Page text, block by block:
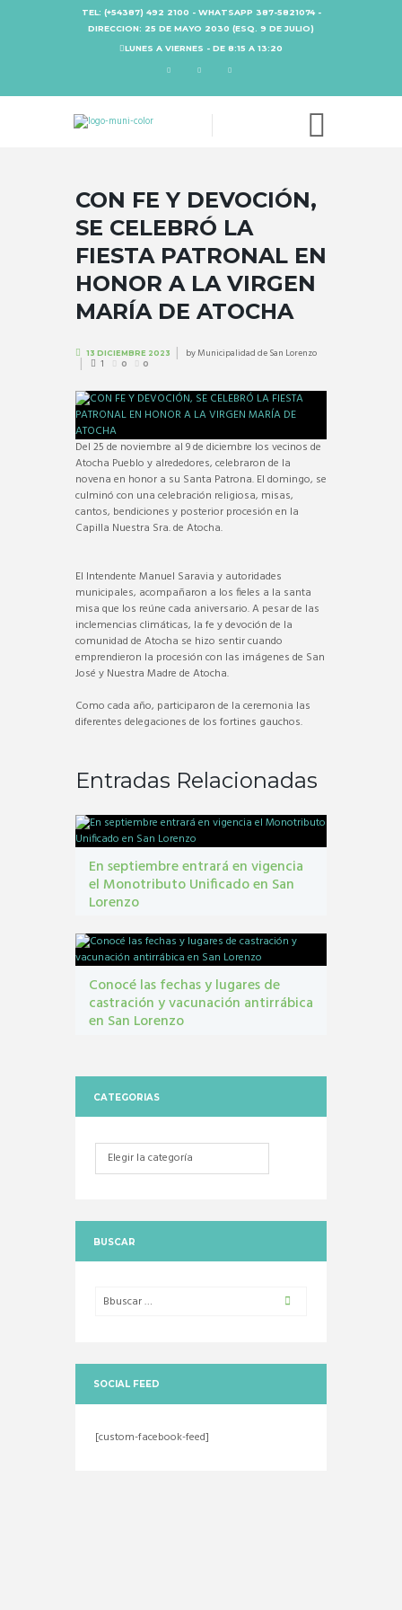
TEL: (+54387) 492 2100 - WHATSAPP 387-5821074 -
DIRECCION: 25 DE MAYO 2030 (ESQ. 9 DE JULIO)
LUNES A VIERNES - DE 8:15 A 13:20
CON FE Y DEVOCIÓN,
SE CELEBRÓ LA
FIESTA PATRONAL EN
HONOR A LA VIRGEN
MARÍA DE ATOCHA
13 DICIEMBRE 2023 byMunicipalidad de San Lorenzo
1 0 0
Del 25 de noviembre al 9 de diciembre los vecinos de
Atocha Pueblo y alrededores, celebraron de la
novena en honor a su Santa Patrona. El domingo, se
culminó con una celebración religiosa, misas,
cantos, bendiciones y posterior procesión en la
Capilla Nuestra Sra. de Atocha.
El Intendente Manuel Saravia y autoridades
municipales, acompañaron a los fieles a la santa
misa que los reúne cada aniversario. A pesar de las
inclemencias climáticas, la fe y devoción de la
comunidad de Atocha se hizo sentir cuando
emprendieron la procesión con las imágenes de San
José y Nuestra Madre de Atocha.
Como cada año, participaron de la ceremonia las
diferentes delegaciones de los fortines gauchos.
Entradas Relacionadas
En septiembre entrará en vigencia
el Monotributo Unificado en San
Lorenzo
Unificado
Conocé las fechas y lugares de
castración y vacunación antirrábica
en San Lorenzo
CATEGORIAS
Categorias
BUSCAR
SOCIAL FEED
[custom-facebook-feed]